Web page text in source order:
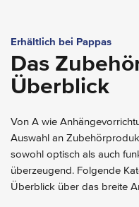
Erhältlich bei Pappas
Das
Überblick
Von A wie
Auswahl an
sowohl optisch als auch
überzeugend. Folgende
Überblick über das breite